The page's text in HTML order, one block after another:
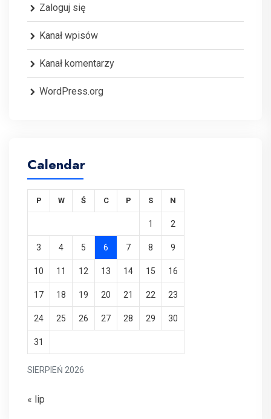
Zaloguj się
Kanał wpisów
Kanał komentarzy
WordPress.org
Calendar
SIERPIEŃ 2026
P W Ś C P S N
1 2
3 4 5 6 7 8 9
10 11 12 13 14 15 16
17 18 19 20 21 22 23
24 25 26 27 28 29 30
31
« lip